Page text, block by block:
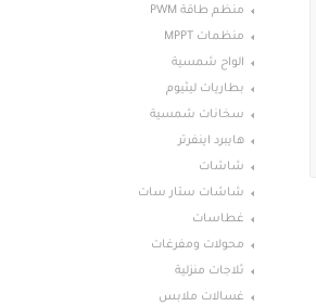
منظم طاقة PWM
منظمات MPPT
الواح شمسية
بطاريات ليثيوم
سخانات شمسية
هايبرد اينفرتر
شاشات
شاشات ستار سات
غطاسات
محولات ومفرغات
ثلاجات منزلية
غسالات ملابس